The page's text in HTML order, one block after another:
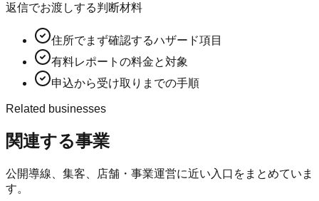
返信でお渡しする判断材料
住所でまず確認するハザード項目
有料レポートの料金と対象
申込から受け取りまでの手順
Related businesses
関連する事業
公開導線、集客、店舗・事業運営に近い入口をまとめていま
す。